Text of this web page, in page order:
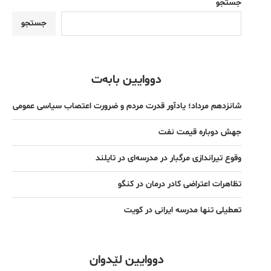
جستجو
جستجو
دووایین بابەت
شانزدهم مرداد؛ یادآور قدرت مردم و ضرورت اعتصاب سیاسی عمومی
جهش دوباره قیمت نفت
وقوع تیراندازی مرگبار در مدرسه‌ای در تایلند
تظاهرات اعتراضی کادر درمان در کنگو
تعطیلی تنها مدرسه ایرانی در کویت
دووایین لێدوان